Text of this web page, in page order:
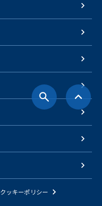
クッキーポリシー